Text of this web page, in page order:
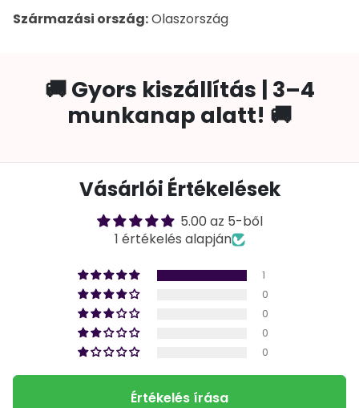
Származási ország:Olaszország
🚚 Gyors kiszállítás | 3–4
munkanap alatt! 🚚
Vásárlói Értékelések
5.00 az 5-ből
1 értékelés alapján
1
0
0
0
0
Értékelés írása